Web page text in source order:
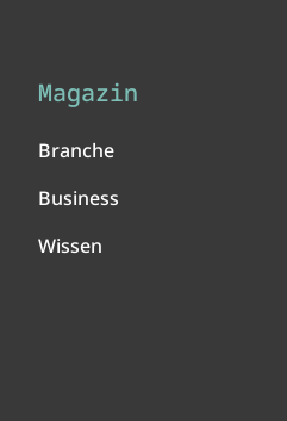
Magazin
Branche
Business
Wissen